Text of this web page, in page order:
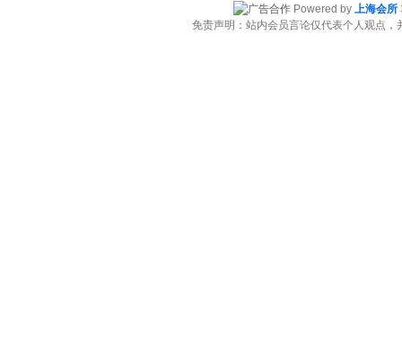
Powered by 上海会所
免责声明：站内会员言论仅代表个人观点